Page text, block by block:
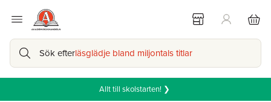
Sök efterläsglädje bland miljontals titlar
Allt till skolstarten! ❯